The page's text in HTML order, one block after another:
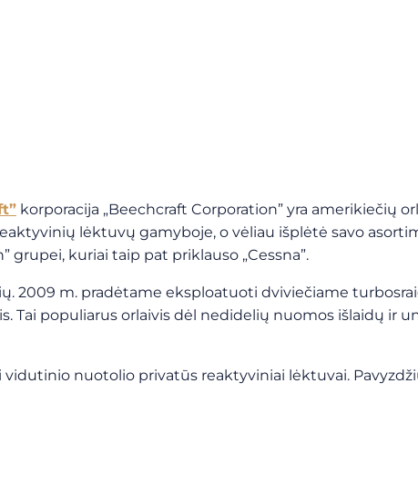
korporacija „Beechcraft Corporation” yra amerikiečių
lėktuvų gamyboje, o vėliau išplėtė savo
grupei, kuriai taip pat priklauso „Cessna”.
2009 m. pradėtame eksploatuoti dviviečiame
Tai populiarus orlaivis dėl nedidelių nuomos išlaidų ir
nuotolio privatūs reaktyviniai lėktuvai.